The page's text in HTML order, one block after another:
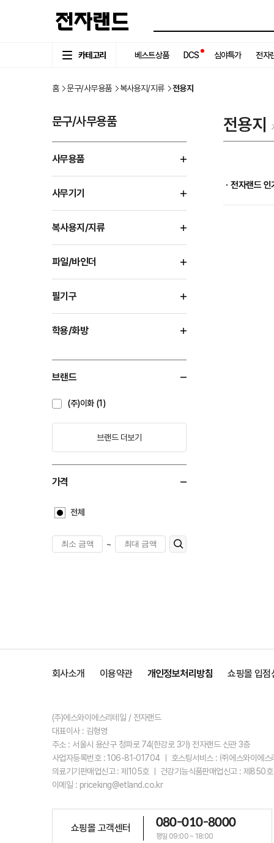
카테고리 베스트상품 DCS 심야특가 전자
홈 문구/사무용품 복사용지/지류 전용지
문구/사무용품
사무용품
사무기기
복사용지/지류
파일/바인더
필기구
학용/화방
브랜드
(주)이화 (1)
브랜드 더보기
가격
전체
~
전용지
ㆍ전자랜드 인
회사소개 이용약관 개인정보처리방침 쇼핑몰 입점
(주)에스와이에스리테일 / 전자랜드
대표이사 : 김형영
주소 : 서울시 용산구 청파로 74(한강로 3가) 전자랜드 신관 3층
사업자등록번호 : 106-81-01704 ㅣ 호스팅서비스 : ㈜에스와이에
의료기기판매업신고 : 제105호 ㅣ 건강기능식품판매업신고 : 제850
이메일 : priceking@etland.co.kr
쇼핑몰 고객센터 080-010-8000
평일 09:00 ~ 18:00